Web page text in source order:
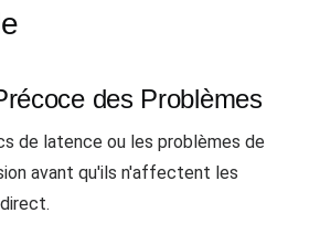
des Problèmes
de latence ou les problèmes de
avant qu'ils n'affectent les